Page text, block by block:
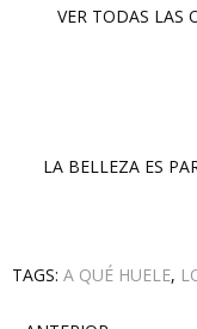
VER TODAS LAS
LA BELLEZA ES
TAGS: A QUÉ HUELE,